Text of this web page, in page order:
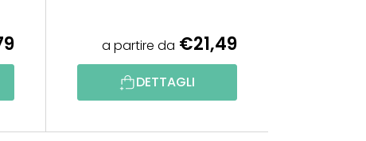
a partire da €21,49
DETTAGLI